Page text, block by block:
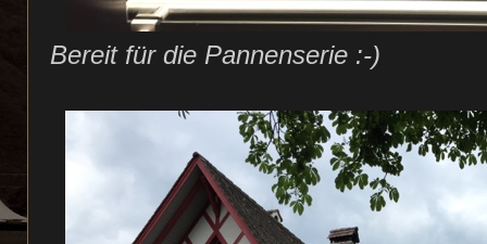
Bereit für die Pannenserie :-)